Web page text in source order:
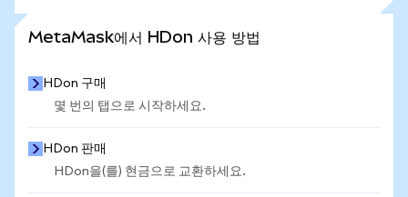
MetaMask에서 HDon 사용 방법
HDon 구매
몇 번의 탭으로 시작하세요.
HDon 판매
HDon을(를) 현금으로 교환하세요.